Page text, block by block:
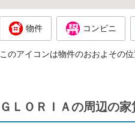
物件 コンビニ
このアイコンは物件のおおよその
ＧＬＯＲＩＡの周辺の